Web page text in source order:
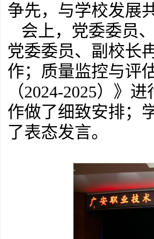
争先，与学校发展
会上，党委委员
党委委员、副校长
作；质量监控与评
（2024-2025）》
作做了细致安排；
了表态发言。